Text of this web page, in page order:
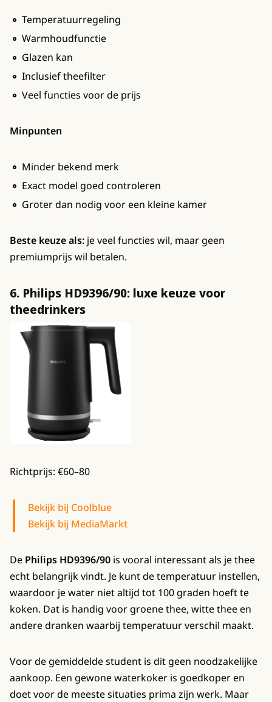
Temperatuurregeling
Warmhoudfunctie
Glazen kan
Inclusief theefilter
Veel functies voor de prijs
Minpunten
Minder bekend merk
Exact model goed controleren
Groter dan nodig voor een kleine kamer
Beste keuze als: je veel functies wil, maar geen
premiumprijs wil betalen.
6. Philips HD9396/90: luxe keuze voor
theedrinkers
Richtprijs: €60–80
Bekijk bij Coolblue
Bekijk bij MediaMarkt
De Philips HD9396/90 is vooral interessant als je thee
echt belangrijk vindt. Je kunt de temperatuur instellen,
waardoor je water niet altijd tot 100 graden hoeft te
koken. Dat is handig voor groene thee, witte thee en
andere dranken waarbij temperatuur verschil maakt.
Voor de gemiddelde student is dit geen noodzakelijke
aankoop. Een gewone waterkoker is goedkoper en
doet voor de meeste situaties prima zijn werk. Maar